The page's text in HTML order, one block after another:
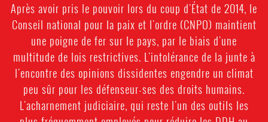
Après avoir pris le pouvoir lors du coup d'État de 2014, le
Conseil national pour la paix et l'ordre (CNPO) maintient
une poigne de fer sur le pays, par le biais d'une
multitude de lois restrictives. L'intolérance de la junte à
l'encontre des opinions dissidentes engendre un climat
peu sûr pour les défenseur-ses des droits humains.
L'acharnement judiciaire, qui reste l'un des outils les